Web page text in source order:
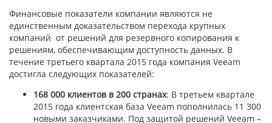
Финансовые показатели компании являются не
единственным доказательством перехода крупных
компаний от решений для резервного копирования к
решениям, обеспечивающим доступность данных. В
течение третьего квартала 2015 года компания Veeam
достигла следующих показателей:
168 000 клиентов в 200 странах: В третьем квартале
2015 года клиентская база Veeam пополнилась 11 300
новыми заказчиками. Под защитой решений Veeam –